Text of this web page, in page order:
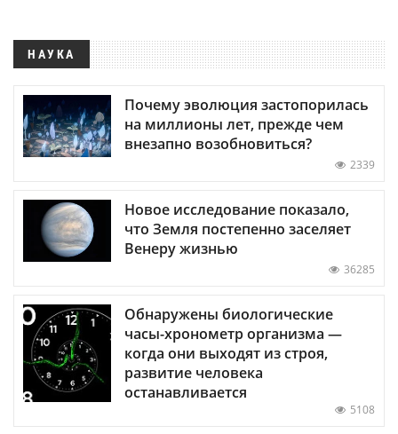
НАУКА
Почему эволюция застопорилась
на миллионы лет, прежде чем
внезапно возобновиться?
2339
Новое исследование показало,
что Земля постепенно заселяет
Венеру жизнью
36285
Обнаружены биологические
часы-хронометр организма —
когда они выходят из строя,
развитие человека
останавливается
5108